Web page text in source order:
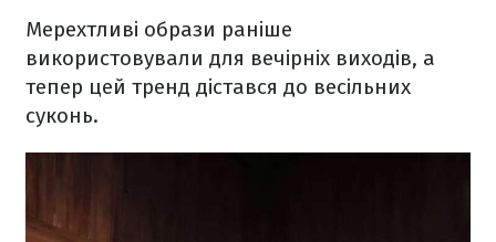
Мерехтливі образи раніше
використовували для вечірніх виходів, а
тепер цей тренд дістався до весільних
суконь.